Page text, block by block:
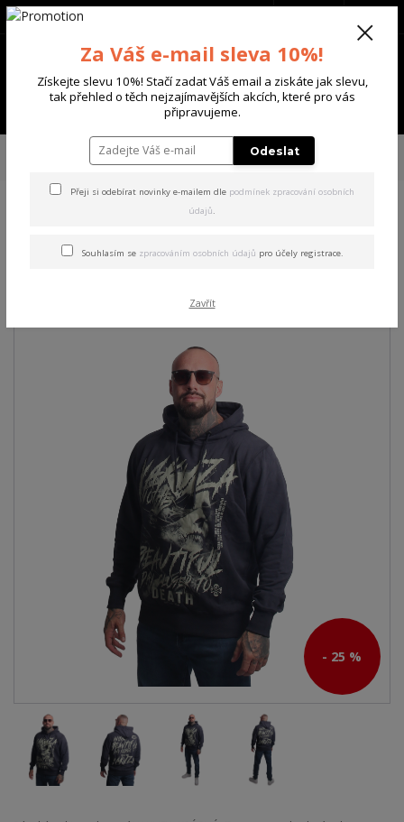
Menu
+420 702 136 620
MIKINY
Yakuza pánská mikina s kapucí Beautiful
kapucí Beautiful Hoodie
- 25 %
Za Váš e-mail sleva 10%!
Získejte slevu 10%! Stačí zadat Váš email a ziskáte jak slevu,
tak přehled o těch nejzajímavějších akcích, které pro vás
připravujeme.
Odeslat
Přeji si odebírat novinky e-mailem dle podmínek zpracování osobních
údajů.
Souhlasím se zpracováním osobních údajů pro účely registrace.
Zavřít